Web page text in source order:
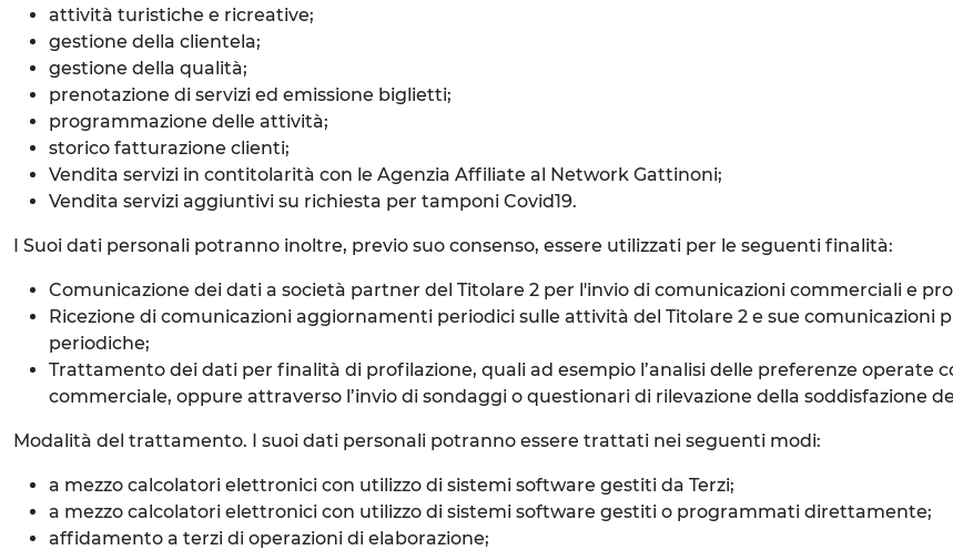
attività turistiche e ricreative;
gestione della clientela;
gestione della qualità;
prenotazione di servizi ed emissione biglietti;
programmazione delle attività;
storico fatturazione clienti;
Vendita servizi in contitolarità con le Agenzia Affiliate al Network Gattinoni;
Vendita servizi aggiuntivi su richiesta per tamponi Covid19.
I Suoi dati personali potranno inoltre, previo suo consenso, essere utilizzati per le seguenti finalità:
Comunicazione dei dati a società partner del Titolare 2 per l'invio di comunicazioni commerciali e
Ricezione di comunicazioni aggiornamenti periodici sulle attività del Titolare 2 e sue comunicazioni
periodiche;
Trattamento dei dati per finalità di profilazione, quali ad esempio l’analisi delle preferenze operate
commerciale, oppure attraverso l’invio di sondaggi o questionari di rilevazione della soddisfazione
Modalità del trattamento. I suoi dati personali potranno essere trattati nei seguenti modi:
a mezzo calcolatori elettronici con utilizzo di sistemi software gestiti da Terzi;
a mezzo calcolatori elettronici con utilizzo di sistemi software gestiti o programmati direttamente;
affidamento a terzi di operazioni di elaborazione;